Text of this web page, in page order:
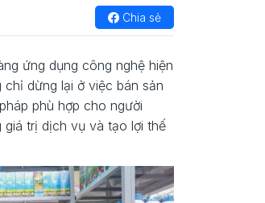
Chia sẻ
ứng dụng công nghệ hiện
chỉ dừng lại ở việc bán sản
phù hợp cho người
trị dịch vụ và tạo lợi thế